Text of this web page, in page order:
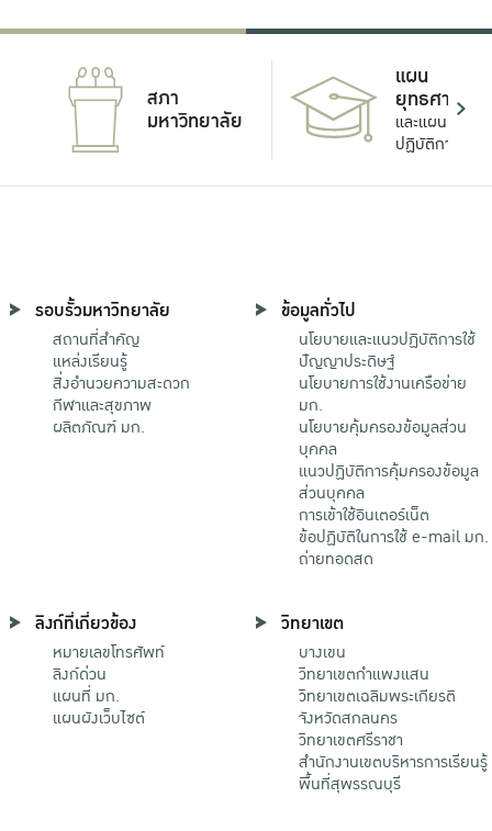
สภา
มหาวิทยาลัย
แผน
ยุทธศาสตร์
และแผน
ปฏิบัติการ
รอบรั้วมหาวิทยาลัย
สถานที่สำคัญ
แหล่งเรียนรู้
สิ่งอำนวยความสะดวก
กีฬาและสุขภาพ
ผลิตภัณฑ์ มก.
ข้อมูลทั่วไป
นโยบายและแนวปฏิบัติการใช้
ปัญญาประดิษฐ์
นโยบายการใช้งานเครือข่าย
มก.
นโยบายคุ้มครองข้อมูลส่วน
บุคคล
แนวปฏิบัติการคุ้มครองข้อมูล
ส่วนบุคคล
การเข้าใช้อินเตอร์เน็ต
ข้อปฏิบัติในการใช้ e-mail มก.
ถ่ายทอดสด
ลิงก์ที่เกี่ยวข้อง
หมายเลขโทรศัพท์
ลิงก์ด่วน
แผนที่ มก.
แผนผังเว็บไซต์
วิทยาเขต
บางเขน
วิทยาเขตกําแพงแสน
วิทยาเขตเฉลิมพระเกียรติ
จังหวัดสกลนคร
วิทยาเขตศรีราชา
สำนักงานเขตบริหารการเรียนรู้
พื้นที่สุพรรณบุรี